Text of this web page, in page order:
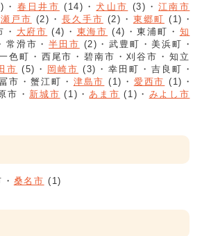
春日井市 (14) 犬山市 (3)
江南市
瀬戸市 (2) 長久手市 (2) 東郷町 (1)
大府市 (4) 東海市 (4) 東浦町
知
常滑市 半田市 (2) 武豊町
美浜町
色町 西尾市 碧南市 刈谷市
知立
市 (5) 岡崎市 (3) 幸田町
吉良町
市 蟹江町 津島市 (1) 愛西市 (1)
市 新城市 (1) あま市 (1)
みよし市
桑名市 (1)